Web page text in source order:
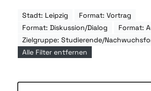
Stadt: Leipzig
Format: Vortrag
Format: Diskussion/Dialog
Format:
Zielgruppe: Studierende/
Alle Filter entfernen